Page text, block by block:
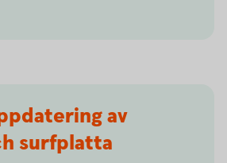
av
surfplatta